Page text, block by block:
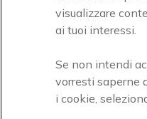
visualizzare
ai tuoi interessi.
Se non intendi
vorresti saperne
i cookie,